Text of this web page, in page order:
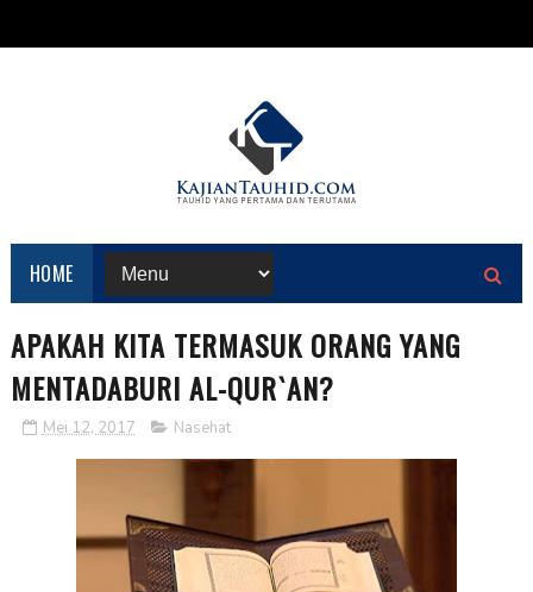
HOME
APAKAH KITA TERMASUK ORANG YANG
MENTADABURI AL-QUR`AN?
Mei 12, 2017 Nasehat